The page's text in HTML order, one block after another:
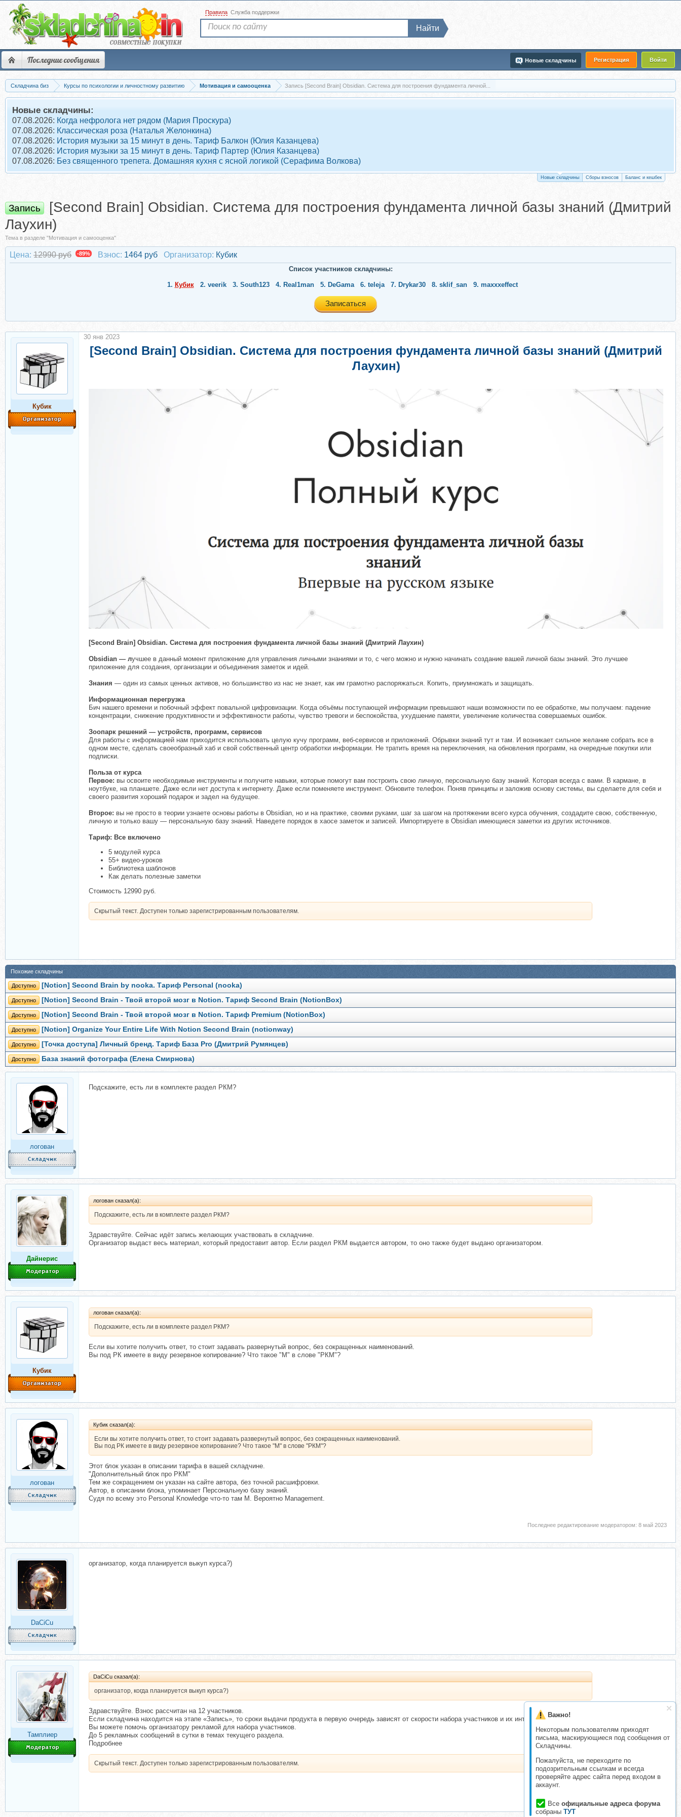
Последние сообщения Регистрация Войти
Новые складчины
Правила Служба поддержки
Найти
Складчина биз Курсы по психологии и личностному развитию Мотивация и самооценка Запись [Second Brain] Obsidian. Система для построения фундамента личной...
Новые складчины:
07.08.2026: Когда нефролога нет рядом (Мария Проскура)
07.08.2026: Классическая роза (Наталья Желонкина)
07.08.2026: История музыки за 15 минут в день. Тариф Балкон (Юлия Казанцева)
07.08.2026: История музыки за 15 минут в день. Тариф Партер (Юлия Казанцева)
07.08.2026: Без священного трепета. Домашняя кухня с ясной логикой (Серафима Волкова)
Новые складчины Сборы взносов Баланс и кешбек
Важно!
Некоторым пользователям приходят
письма, маскирующиеся под сообщения от
Складчины.
Пожалуйста, не переходите по
подозрительным ссылкам и всегда
проверяйте адрес сайта перед входом в
аккаунт.
Все официальные адреса форума
собраны ТУТ
Запись
[Second Brain] Obsidian. Система для построения фундамента личной базы знаний (Дмитрий
Лаухин)
Тема в разделе "Мотивация и самооценка"
Цена: 12990 руб -89% Взнос: 1464 руб Организатор: Кубик
Список участников складчины:
1. Кубик 2. veerik 3. South123 4. Real1man 5. DeGama 6. teleja 7. Drykar30 8. sklif_san 9. maxxxeffect
Записаться
Кубик
[Second Brain] Obsidian. Система для построения фундамента личной базы знаний (Дмитрий
Лаухин)
[Second Brain] Obsidian. Система для построения фундамента личной базы знаний (Дмитрий Лаухин)
Obsidian — лучшее в данный момент приложение для управления личными знаниями и то, с чего можно и нужно начинать создание вашей личной базы знаний. Это лучшее
приложение для создания, организации и объединения заметок и идей.
Знания — один из самых ценных активов, но большинство из нас не знает, как им грамотно распоряжаться. Копить, приумножать и защищать.
Информационная перегрузка
Бич нашего времени и побочный эффект повальной цифровизации. Когда объёмы поступающей информации превышают наши возможности по ее обработке, мы получаем: падение
концентрации, снижение продуктивности и эффективности работы, чувство тревоги и беспокойства, ухудшение памяти, увеличение количества совершаемых ошибок.
Зоопарк решений — устройств, программ, сервисов
Для работы с информацией нам приходится использовать целую кучу программ, веб-сервисов и приложений. Обрывки знаний тут и там. И возникает сильное желание собрать все в
одном месте, сделать своеобразный хаб и свой собственный центр обработки информации. Не тратить время на переключения, на обновления программ, на очередные покупки или
подписки.
Польза от курса
Первое: вы освоите необходимые инструменты и получите навыки, которые помогут вам построить свою личную, персональную базу знаний. Которая всегда с вами. В кармане, в
ноутбуке, на планшете. Даже если нет доступа к интернету. Даже если поменяете инструмент. Обновите телефон. Поняв принципы и заложив основу системы, вы сделаете для себя и
своего развития хороший подарок и задел на будущее.
Второе: вы не просто в теории узнаете основы работы в Obsidian, но и на практике, своими руками, шаг за шагом на протяжении всего курса обучения, создадите свою, собственную,
личную и только вашу — персональную базу знаний. Наведете порядок в хаосе заметок и записей. Импортируете в Obsidian имеющиеся заметки из других источников.
Тариф: Все включено
5 модулей курса
55+ видео-уроков
Библиотека шаблонов
Как делать полезные заметки
Стоимость 12990 руб.
Скрытый текст. Доступен только зарегистрированным пользователям.
30 янв 2023
Похожие складчины
Доступно [Notion] Second Brain by nooka. Тариф Personal (nooka)
Доступно [Notion] Second Brain - Твой второй мозг в Notion. Тариф Second Brain (NotionBox)
Доступно [Notion] Second Brain - Твой второй мозг в Notion. Тариф Premium (NotionBox)
Доступно [Notion] Organize Your Entire Life With Notion Second Brain (notionway)
Доступно [Точка доступа] Личный бренд. Тариф База Pro (Дмитрий Румянцев)
Доступно База знаний фотографа (Елена Смирнова)
логован
Подскажите, есть ли в комплекте раздел РКМ?
Дайнерис
логован сказал(а):
Подскажите, есть ли в комплекте раздел РКМ?
Здравствуйте. Сейчас идёт запись желающих участвовать в складчине.
Организатор выдаст весь материал, который предоставит автор. Если раздел РКМ выдается автором, то оно также будет выдано организатором.
Кубик
логован сказал(а):
Подскажите, есть ли в комплекте раздел РКМ?
Если вы хотите получить ответ, то стоит задавать развернутый вопрос, без сокращенных наименований.
Вы под РК имеете в виду резервное копирование? Что такое "М" в слове "РКМ"?
логован
Кубик сказал(а):
Если вы хотите получить ответ, то стоит задавать развернутый вопрос, без сокращенных наименований.
Вы под РК имеете в виду резервное копирование? Что такое "М" в слове "РКМ"?
Этот блок указан в описании тарифа в вашей складчине.
"Дополнительный блок про РКМ"
Тем же сокращением он указан на сайте автора, без точной расшифровки.
Автор, в описании блока, упоминает Персональную базу знаний.
Судя по всему это Personal Knowledge что-то там М. Вероятно Management.
Последнее редактирование модератором: 8 май 2023
DaCiCu
организатор, когда планируется выкуп курса?)
Тамплиер
DaCiCu сказал(а):
организатор, когда планируется выкуп курса?)
Здравствуйте. Взнос рассчитан на 12 участников.
Если складчина находится на этапе «Запись», то сроки выдачи продукта в первую очередь зависят от скорости набора участников и их интереса к теме.
Вы можете помочь организатору рекламой для набора участников.
До 5 рекламных сообщений в сутки в темах текущего раздела.
Подробнее
Скрытый текст. Доступен только зарегистрированным пользователям.